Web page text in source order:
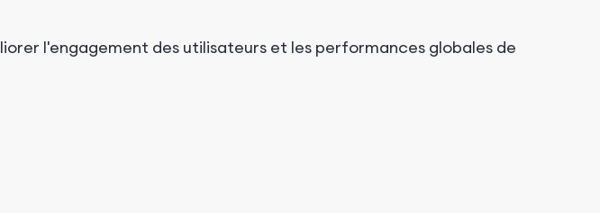
l'engagement des utilisateurs et les performances globales de